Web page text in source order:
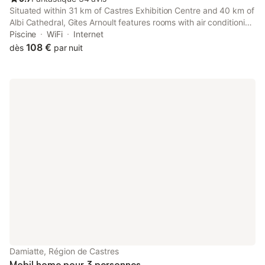
Situated within 31 km of Castres Exhibition Centre and 40 km of
Albi Cathedral, Gites Arnoult features rooms with air conditioning
and a private bathroom in Damiatte.
Piscine WiFi
Internet
dès 108 € par nuit
Damiatte, Région de Castres